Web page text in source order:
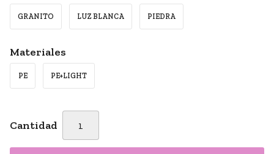
GRANITO LUZ BLANCA PIEDRA
Materiales
PE PE+LIGHT
Cantidad